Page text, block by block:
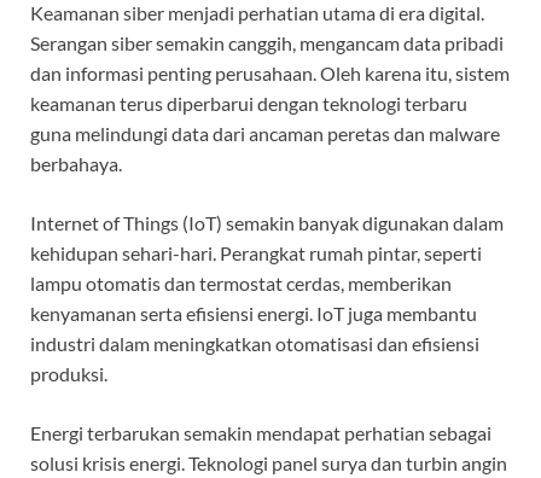
Keamanan siber menjadi perhatian utama di era digital.
Serangan siber semakin canggih, mengancam data pribadi
dan informasi penting perusahaan. Oleh karena itu, sistem
keamanan terus diperbarui dengan teknologi terbaru
guna melindungi data dari ancaman peretas dan malware
berbahaya.
Internet of Things (IoT) semakin banyak digunakan dalam
kehidupan sehari-hari. Perangkat rumah pintar, seperti
lampu otomatis dan termostat cerdas, memberikan
kenyamanan serta efisiensi energi. IoT juga membantu
industri dalam meningkatkan otomatisasi dan efisiensi
produksi.
Energi terbarukan semakin mendapat perhatian sebagai
solusi krisis energi. Teknologi panel surya dan turbin angin